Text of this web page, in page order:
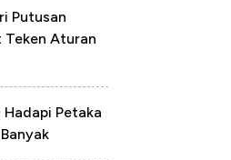
Putusan
Teken Aturan
Hadapi Petaka